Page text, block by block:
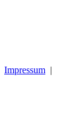
Impressum |